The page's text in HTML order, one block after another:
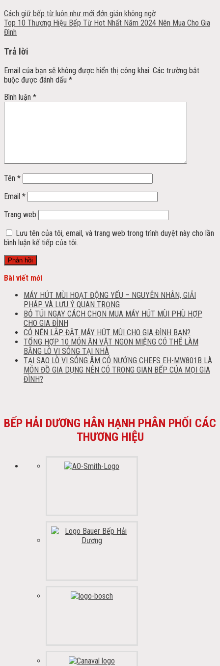
Cách giữ bếp từ luôn như mới đớn giản không ngờ
Top 10 Thương Hiệu Bếp Từ Hot Nhất Năm 2024 Nên Mua Cho Gia
Đình
Trả lời
Email của bạn sẽ không được hiển thị công khai. Các trường bắt
buộc được đánh dấu *
Bình luận *
Tên *
Email *
Trang web
Lưu tên của tôi, email, và trang web trong trình duyệt này cho lần
bình luận kế tiếp của tôi.
Bài viết mới
MÁY HÚT MÙI HOẠT ĐỘNG YẾU – NGUYÊN NHÂN, GIẢI
PHÁP VÀ LƯU Ý QUAN TRỌNG
BỎ TÚI NGAY CÁCH CHỌN MUA MÁY HÚT MÙI PHÙ HỢP
CHO GIA ĐÌNH
CÓ NÊN LẮP ĐẶT MÁY HÚT MÙI CHO GIA ĐÌNH BẠN?
TỔNG HỢP 10 MÓN ĂN VẶT NGON MIỆNG CÓ THỂ LÀM
BẰNG LÒ VI SÓNG TẠI NHÀ
TẠI SAO LÒ VI SÓNG ÂM CÓ NƯỚNG CHEFS EH-MW801B LÀ
MÓN ĐỒ GIA DỤNG NÊN CÓ TRONG GIAN BẾP CỦA MỌI GIA
ĐÌNH?
BẾP HẢI DƯƠNG HÂN HẠNH PHÂN PHỐI CÁC
THƯƠNG HIỆU